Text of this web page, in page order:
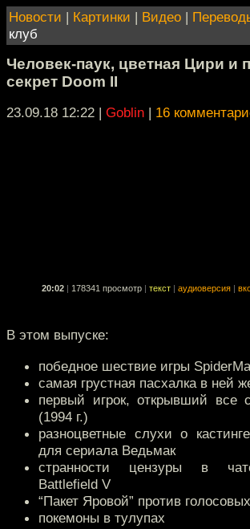
Новости | Картинки | Видео |
клуб
Человек-паук, цветная Цири и
секрет Doom II
23.09.18 12:22 | Goblin | 16
20:02 178341 просмотр текст аудиоверсия
В этом выпуске:
победное шествие игры
самая грустная пасхалка в ней
первый игрок, открывший все
(1994 г.)
разноцветные слухи о
для сериала Ведьмак
странности цензуры в
Battlefield V
“Пакет Яровой” против
покемоны в тулупах